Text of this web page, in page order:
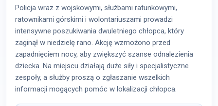
Policja wraz z wojskowymi, służbami ratunkowymi,
ratownikami górskimi i wolontariuszami prowadzi
intensywne poszukiwania dwuletniego chłopca, który
zaginął w niedzielę rano. Akcję wzmożono przed
zapadnięciem nocy, aby zwiększyć szanse odnalezienia
dziecka. Na miejscu działają duże siły i specjalistyczne
zespoły, a służby proszą o zgłaszanie wszelkich
informacji mogących pomóc w lokalizacji chłopca.